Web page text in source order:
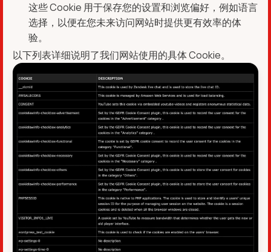
这些 Cookie 用于保存您的设置和浏览偏好，例如语言
选择，以便在您未来访问网站时提供更有效率的体
验。
以下列表详细说明了我们网站使用的具体 Cookie。